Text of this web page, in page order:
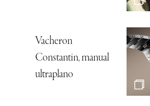
Vacheron
Constantin, manual
ultraplano